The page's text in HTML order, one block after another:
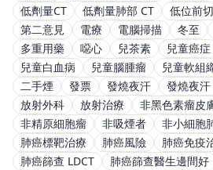
低劑量CT
低劑量肺部 CT 低位前
第二意見
電療 電腦掃描 冬至
多重用藥
噁心 兒茶素 兒童癌症
兒童白血病
兒童腦腫瘤 兒童軟組
二手煙
發票 發燒夜汗 發燒夜
放射外科
放射治療 非黑色素瘤皮
非精原細胞瘤
非吸煙者 非小細胞
肺癌標靶治療
肺癌風險 肺癌免疫
肺癌篩查 LDCT
肺癌篩查醫生邊間好